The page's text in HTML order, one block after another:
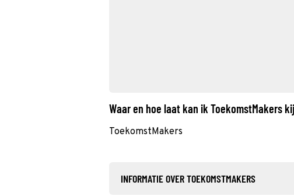
Waar en hoe laat kan ik ToekomstMakers
ToekomstMakers
INFORMATIE OVER TOEKOMSTMAKERS